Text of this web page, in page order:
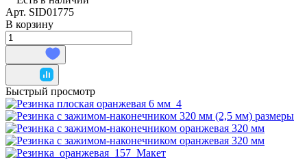
Арт. SID01775
В корзину
Быстрый просмотр